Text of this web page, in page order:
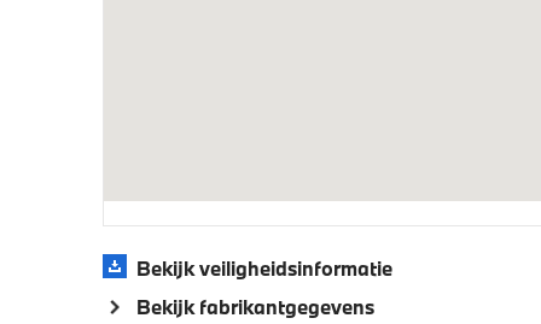
Bekijk veiligheidsinformatie
Bekijk fabrikantgegevens